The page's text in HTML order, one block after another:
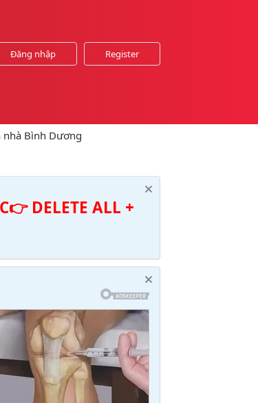
Đăng nhập Register
nhà Bình Dương
DELETE ALL +